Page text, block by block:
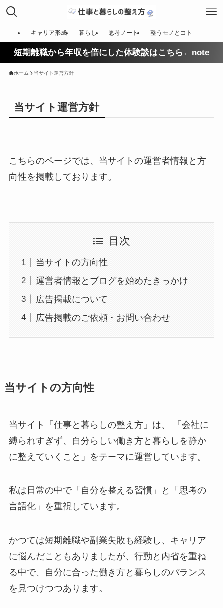
キャリア形成 暮らし 思考ノート 整うモノとコト
短期離職から年収を倍にした体験談はこちら←note
ホーム 当サイト運営方針
当サイト運営方針
こちらのページでは、当サイトの運営者情報と方
向性を掲載しております。
目次
当サイトの方向性
運営者情報とブログを始めたきっかけ
広告掲載について
広告掲載のご依頼・お問い合わせ
当サイトの方向性
当サイト「仕事と暮らしの整え方」は、 「会社に
縛られすぎず、自分らしい働き方と暮らしを静か
に整えていくこと」をテーマに運営しています。
私は日常の中で「自分を整える習慣」と「思考の
言語化」を重視しています。
かつては短期離職や副業失敗も経験し、キャリア
に悩んだこともありましたが、行動と内省を重ね
る中で、自分に合った働き方と暮らしのバランス
を見つけつつあります。